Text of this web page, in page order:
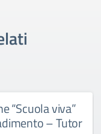
“Scuola viva”
– Tutor